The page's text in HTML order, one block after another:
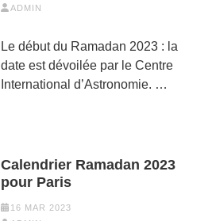
ADMIN
Le début du Ramadan 2023 : la
date est dévoilée par le Centre
International d’Astronomie. …
Calendrier Ramadan 2023
pour Paris
16 MAR 2023